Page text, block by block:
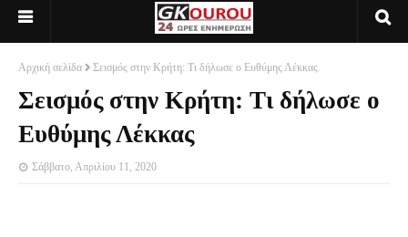
Αρχική σελίδα Σεισμός στην Κρήτη: Τι δήλωσε ο Ευθύμης Λέκκας
Σεισμός στην Κρήτη: Τι δήλωσε ο
Ευθύμης Λέκκας
Σάββατο, Απριλίου 11, 2020